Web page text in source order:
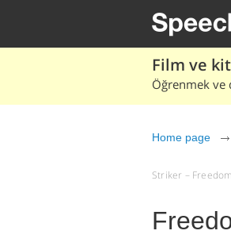
Film ve
Öğrenmek ve
Home page
Striker –